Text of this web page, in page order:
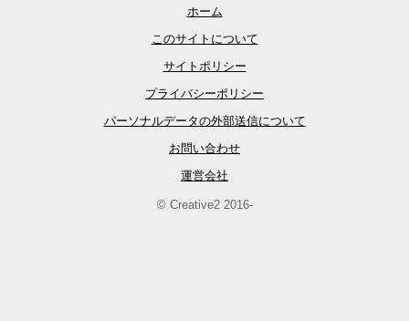
ホーム
このサイトについて
サイトポリシー
プライバシーポリシー
パーソナルデータの外部送信について
お問い合わせ
運営会社
© Creative2 2016-